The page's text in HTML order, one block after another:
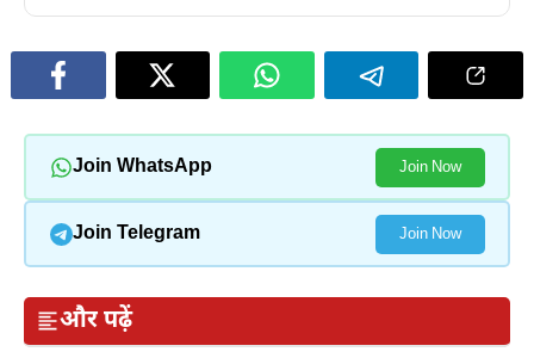
Join WhatsApp Join Now
Join Telegram Join Now
और पढ़ें